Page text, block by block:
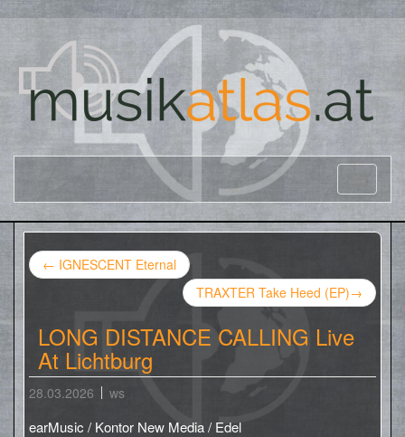
← IGNESCENT Eternal
TRAXTER Take Heed (EP)→
LONG DISTANCE CALLING Live
At Lichtburg
28.03.2026 ws
earMusic / Kontor New Media / Edel